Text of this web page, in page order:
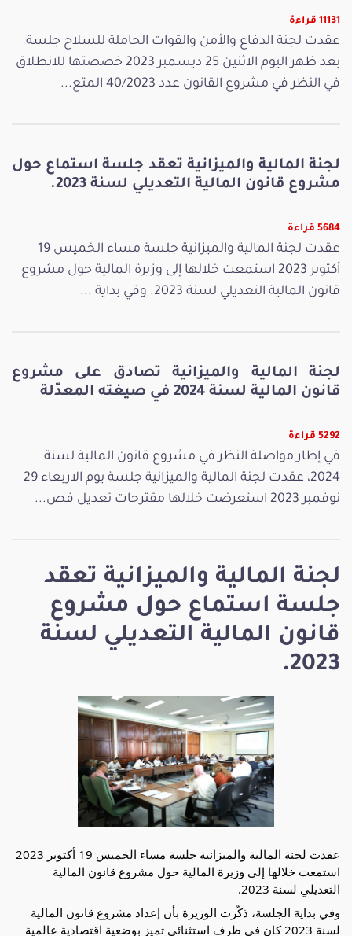
لجنة المالية والميزانية تعقد
جلسة استماع حول مشروع
قانون المالية التعديلي لسنة
2023.
عقدت لجنة المالية والميزانية جلسة مساء الخميس 19 أكتوبر 2023
استمعت خلالها إلى وزيرة المالية حول مشروع قانون المالية
التعديلي لسنة 2023.
وفي بداية الجلسة، ذكّرت الوزيرة بأن إعداد مشروع قانون المالية
لسنة 2023 كان في ظرف استثنائي تميز بوضعية اقتصادية عالمية
11131 قراءة
عقدت لجنة الدفاع والأمن والقوات الحاملة للسلاح جلسة
بعد ظهر اليوم الاثنين 25 ديسمبر 2023 خصصتها للانطلاق
في النظر في مشروع القانون عدد 40/2023 المتع...
لجنة المالية والميزانية تعقد جلسة استماع حول
مشروع قانون المالية التعديلي لسنة 2023.
5684 قراءة
عقدت لجنة المالية والميزانية جلسة مساء الخميس 19
أكتوبر 2023 استمعت خلالها إلى وزيرة المالية حول مشروع
قانون المالية التعديلي لسنة 2023. وفي بداية ...
لجنة المالية والميزانية تصادق على مشروع
قانون المالية لسنة 2024 في صيغته المعدّلة
5292 قراءة
في إطار مواصلة النظر في مشروع قانون المالية لسنة
2024، عقدت لجنة المالية والميزانية جلسة يوم الاربعاء 29
نوفمبر 2023 استعرضت خلالها مقترحات تعديل فص...